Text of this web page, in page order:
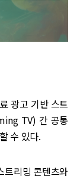
광고 기반 스트
TV) 간 공통
수 있다.
트리밍 콘텐츠와